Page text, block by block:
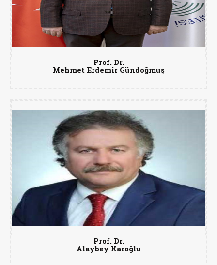
Prof. Dr.
Mehmet Erdemir Gündoğmuş
Prof. Dr.
Alaybey Karoğlu